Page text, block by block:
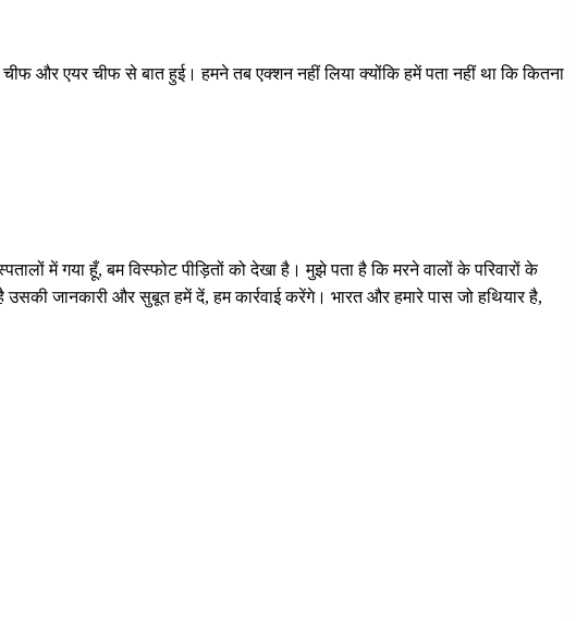
और एयर चीफ से बात हुई। हमने तब एक्शन नहीं लिया क्योंकि हमें पता नहीं था कि कितना
में गया हूँ, बम विस्फोट पीड़ितों को देखा है। मुझे पता है कि मरने वालों के परिवारों के
जानकारी और सुबूत हमें दें, हम कार्रवाई करेंगे। भारत और हमारे पास जो हथियार है,